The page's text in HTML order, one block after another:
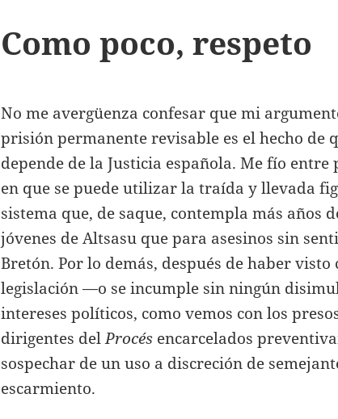
Como poco, respeto
No me avergüenza confesar que mi
prisión permanente revisable es el hecho de
depende de la Justicia española. Me fío entre
en que se puede utilizar la traída y llevada
sistema que, de saque, contempla más años
jóvenes de Altsasu que para asesinos sin
Bretón. Por lo demás, después de haber visto
legislación —o se incumple sin ningún
intereses políticos, como vemos con los
dirigentes delProcés encarcelados
sospechar de un uso a discreción de
escarmiento.